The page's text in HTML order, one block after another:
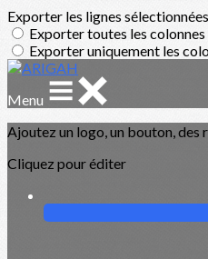
Exporter les lignes sélectionnées
Exporter toutes les colonnes
Exporter uniquement les
Menu
Ajoutez un logo, un bouton, des
Cliquez pour éditer